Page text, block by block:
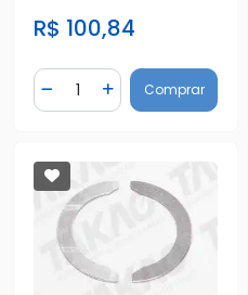
R$ 100,84
Diminuir Quantidade
Quantidade
Adicionar Quantidade
Comprar